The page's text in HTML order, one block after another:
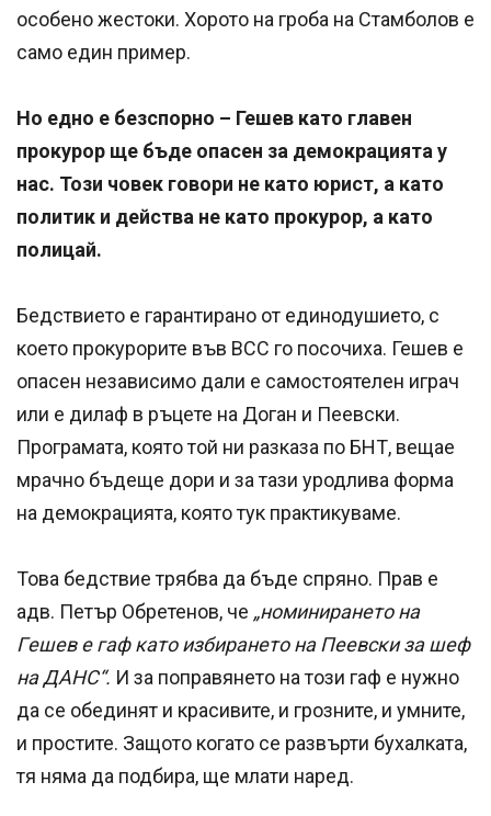
особено жестоки. Хорото на гроба на Стамболов е
само един пример.
Но едно е безспорно – Гешев като главен
прокурор ще бъде опасен за демокрацията у
нас. Този човек говори не като юрист, а като
политик и действа не като прокурор, а като
полицай.
Бедствието е гарантирано от единодушието, с
което прокурорите във ВСС го посочиха. Гешев е
опасен независимо дали е самостоятелен играч
или е дилаф в ръцете на Доган и Пеевски.
Програмата, която той ни разказа по БНТ, вещае
мрачно бъдеще дори и за тази уродлива форма
на демокрацията, която тук практикуваме.
Това бедствие трябва да бъде спряно. Прав е
адв. Петър Обретенов, че „нoминиpaнeтo нa
Гeшeв e гaф като избиpaнeтo нa Πeeвcĸи зa шeф
нa ДAHC“. И за поправянето на този гаф е нужно
да се обединят и красивите, и грозните, и умните,
и простите. Защото когато се развърти бухалката,
тя няма да подбира, ще млати наред.